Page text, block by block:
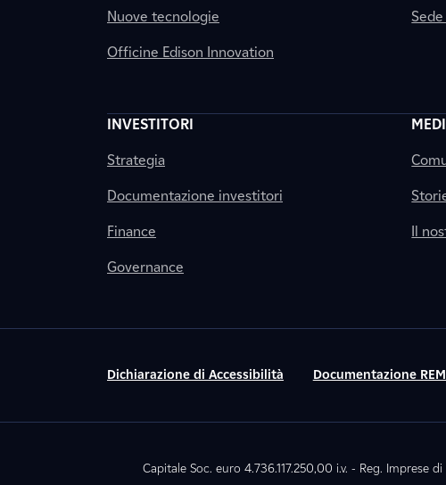
Nuove tecnologie
Officine Edison Innovation
INVESTITORI
Strategia
Documentazione investitori
Finance
Governance
Il
Dichiarazione di Accessibilità Documentazione
Capitale Soc. euro 4.736.117.250,00 i.v. - Reg. Imprese